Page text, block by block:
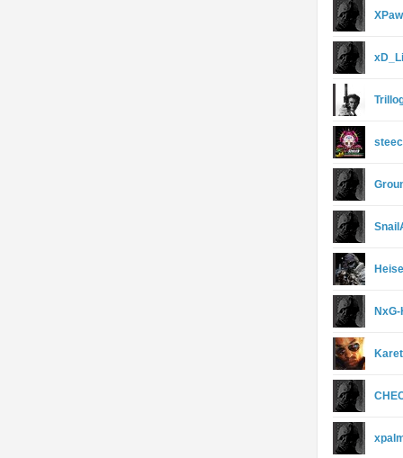
NxG-